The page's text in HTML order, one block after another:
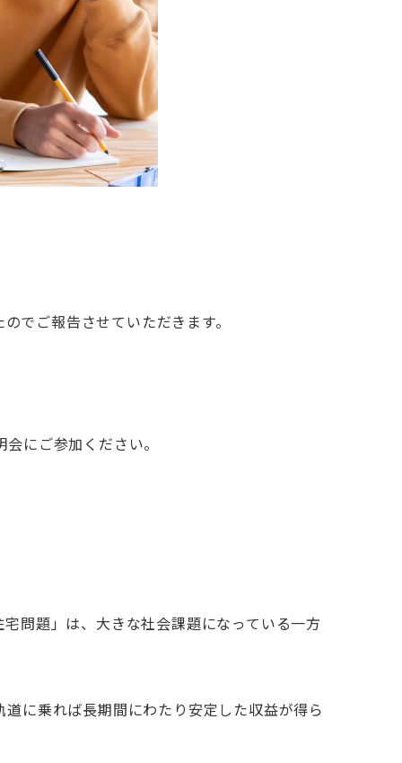
でご報告させていただきます。
にご参加ください。
問題」は、大きな社会課題になっている一方
に乗れば長期間にわたり安定した収益が得ら